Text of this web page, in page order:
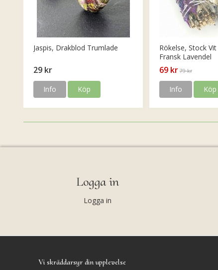
Jaspis, Drakblod Trumlade
29 kr
Info Köp
Rökelse, Stock
Fransk Lavendel
69 kr 79 kr
Info Köp
Logga in
Logga in
Vi skräddarsyr din upplevelse